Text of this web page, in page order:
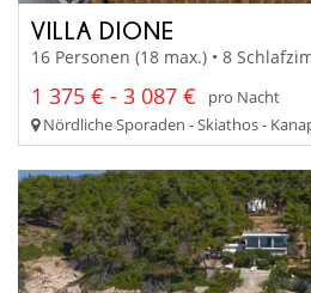
VILLA DIONE
16 Personen (18 max.) • 8
1 375 € - 3 087 €
pro Nacht
Nördliche Sporaden - Skiathos -